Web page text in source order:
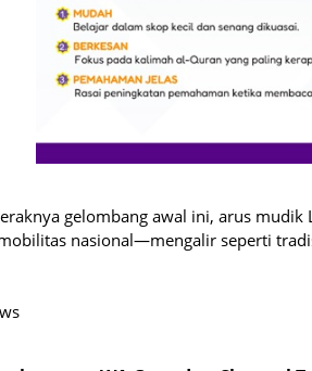
gelombang awal ini, arus
nasional—mengalir seperti